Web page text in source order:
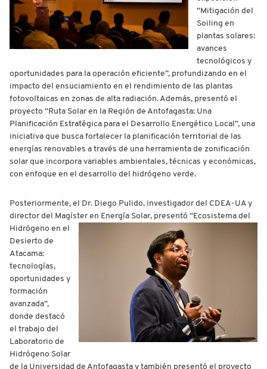
“Mitigación del
Soiling en
plantas solares:
avances
tecnológicos y
oportunidades para la operación eficiente”, profundizando en el
impacto del ensuciamiento en el rendimiento de las plantas
fotovoltaicas en zonas de alta radiación. Además, presentó el
proyecto “Ruta Solar en la Región de Antofagasta: Una
Planificación Estratégica para el Desarrollo Energético Local”, una
iniciativa que busca fortalecer la planificación territorial de las
energías renovables a través de una herramienta de zonificación
solar que incorpora variables ambientales, técnicas y económicas,
con enfoque en el desarrollo del hidrógeno verde.
Posteriormente, el Dr. Diego Pulido, investigador del CDEA-UA y
director del Magíster en Energía Solar, presentó “Ecosistema del
Hidrógeno en el
Desierto de
Atacama:
tecnologías,
oportunidades y
formación
avanzada”,
donde destacó
el trabajo del
Laboratorio de
Hidrógeno Solar
de la Universidad de Antofagasta y también presentó el proyecto